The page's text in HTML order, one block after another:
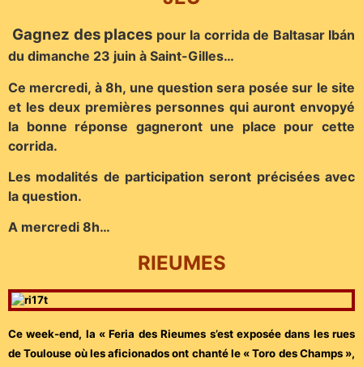
Gagnez des places pour la corrida de Baltasar Ibán
du dimanche 23 juin à Saint-Gilles…
Ce mercredi, à 8h, une question sera posée sur le site
et les deux premières personnes qui auront envopyé
la bonne réponse gagneront une place pour cette
corrida.
Les modalités de participation seront précisées avec
la question.
A mercredi 8h…
RIEUMES
Ce week-end, la « Feria des Rieumes s’est exposée dans les rues
de Toulouse où les aficionados ont chanté le « Toro des Champs »,